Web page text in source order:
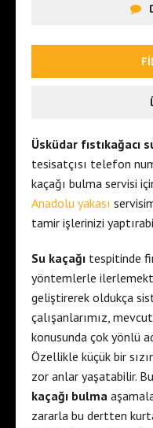
Üsküdar fıstıkağacı
tesisatçısı telefon
kaçağı bulma servisi
Anadolu yakası
tamir işlerinizi
Su kaçağı tespitinde
yöntemlerle
geliştirerek oldukça
çalışanlarımız,
konusunda çok yönlü
Özellikle küçük bir
zor anlar yaşatabilir.
kaçağı bulma
zararla bu dertten